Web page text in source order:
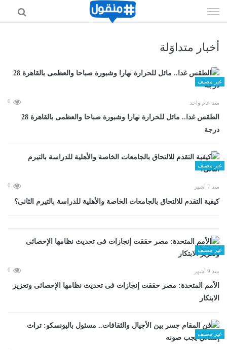
الى
أخبار متداوَلة
غير مصنف
منذ عام واحد 0
الطقس غدا.. مائل للحرارة نهارا وشبورة صباحا والعظمى بالقاهرة 28
درجة
غير مصنف
منذ 7 أشهر 0
كيفية التقدم للالتحاق بالجامعات الخاصة والأهلية للدراسة بالتيرم الثانى؟
غير مصنف
منذ 9 أشهر 0
الأمم المتحدة: مصر حققت إنجازات فى تحديث نظامها الإحصائى وتعزيز
الابتكار
غير مصنف